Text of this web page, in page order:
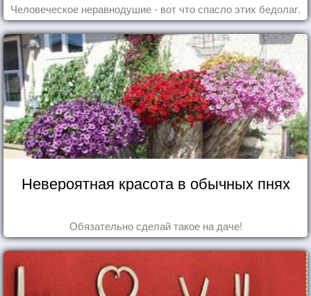
Человеческое неравнодушие - вот что спасло этих бедолаг.
Невероятная красота в обычных пнях
Обязательно сделай такое на даче!